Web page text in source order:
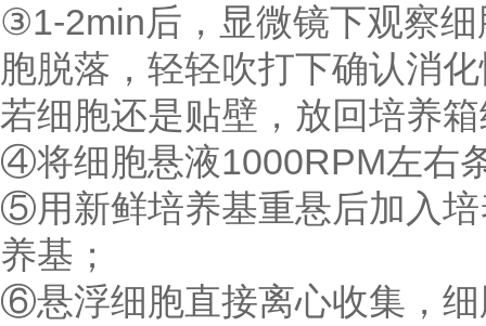
③1-2min后，显微镜下观察
胞脱落，轻轻吹打下确认消
若细胞还是贴壁，放回培养
④将细胞悬液1000RPM左右
⑤用新鲜培养基重悬后加入
养基；
⑥悬浮细胞直接离心收集，